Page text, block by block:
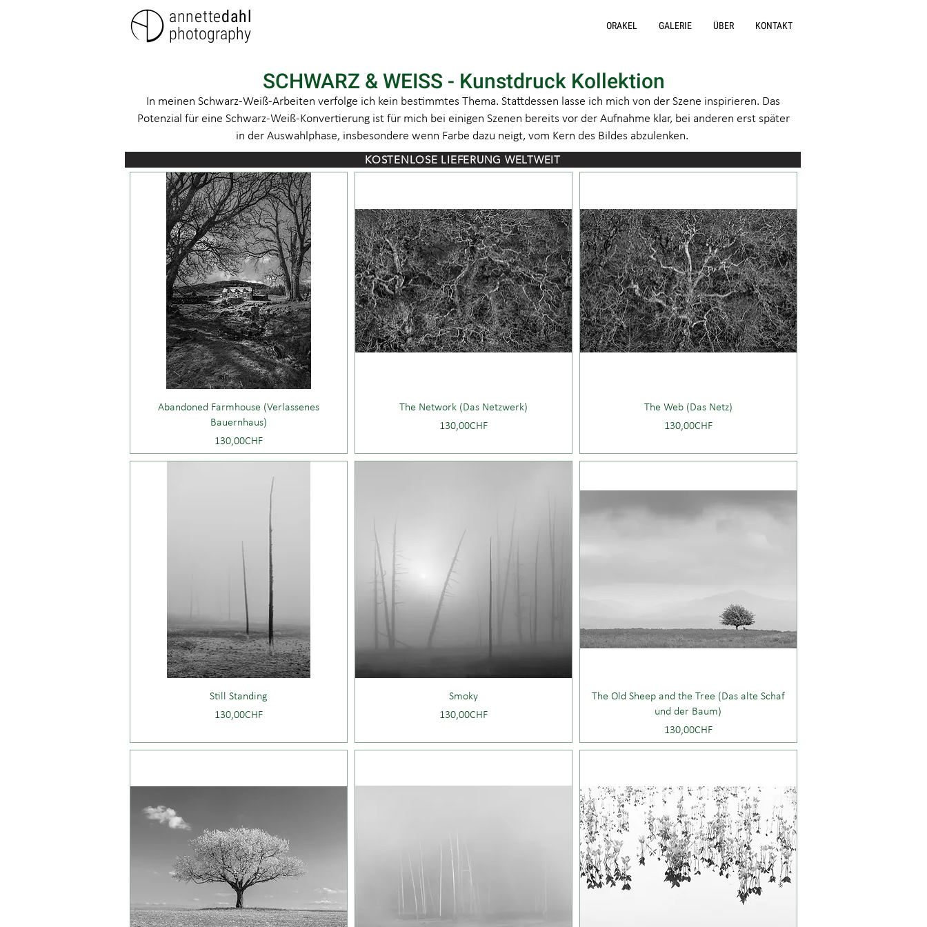
annettedahl
photography
ORAKEL GALERIE ÜBER KONTAKT
SCHWARZ & WEISS - Kunstdruck Kollektion
In meinen Schwarz-Weiß-Arbeiten verfolge ich kein bestimmtes Thema. Stattdessen lasse ich mich von der Szene inspirieren. Das
Potenzial für eine Schwarz-Weiß-Konvertierung ist für mich bei einigen Szenen bereits vor der Aufnahme klar, bei anderen erst später
in der Auswahlphase, insbesondere wenn Farbe dazu neigt, vom Kern des Bildes abzulenken.
KOSTENLOSE LIEFERUNG WELTWEIT
Abandoned Farmhouse (Verlassenes
Bauernhaus)
Price
130,00CHF
The Network (Das Netzwerk)
Price
130,00CHF
The Web (Das Netz)
Price
130,00CHF
Still Standing
Price
130,00CHF
Smoky
Price
130,00CHF
The Old Sheep and the Tree (Das alte Schaf
und der Baum)
Price
130,00CHF